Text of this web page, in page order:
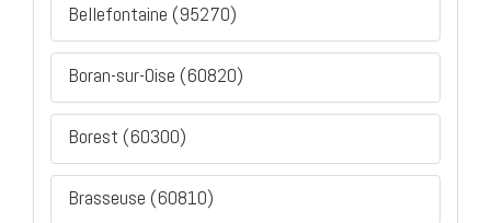
Bellefontaine (95270)
Boran-sur-Oise (60820)
Borest (60300)
Brasseuse (60810)